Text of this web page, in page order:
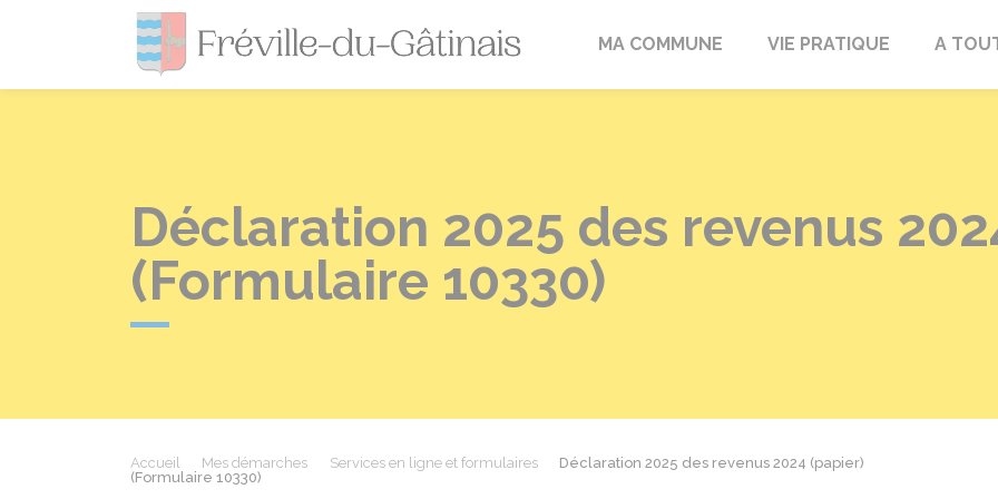
Fréville-du-Gâtinais
MA COMMUNE VIE PRATIQUE A
Déclaration 2025 des revenus
(Formulaire 10330)
Accueil Mes démarches Services en ligne et formulaires
Déclaration 2025 des revenus 2024 (papier)
(Formulaire 10330)